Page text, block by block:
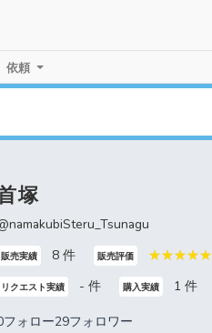
依頼
塚
販売実績 8 件 販売評価
リクエスト実績 - 件 購入実績 1 件
フォロー29フォロワー